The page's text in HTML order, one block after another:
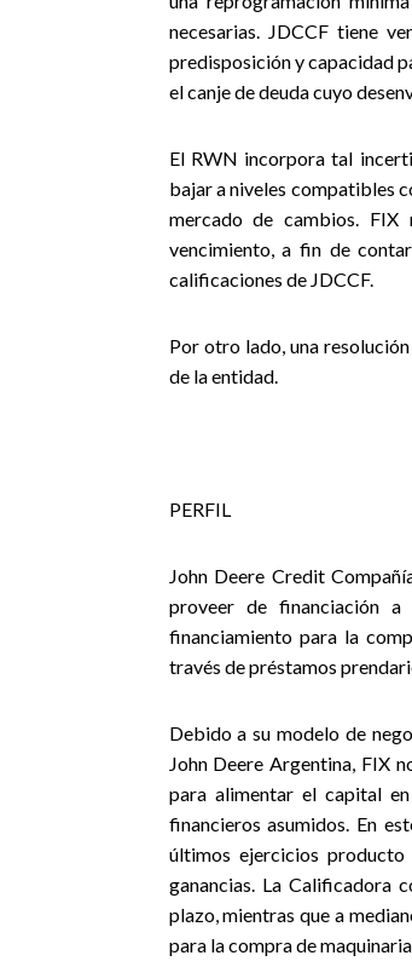
necesarias. JDCCF tiene
predisposición y capacidad
el canje de deuda cuyo
El RWN incorpora tal
bajar a niveles compatibles
mercado de cambios.
vencimiento, a fin de
calificaciones de JDCCF.
Por otro lado, una
de la entidad.
PERFIL
John Deere Credit
proveer de financiación
financiamiento para la
través de préstamos
Debido a su modelo de
John Deere Argentina, FIX
para alimentar el capital
financieros asumidos. En
últimos ejercicios
ganancias. La Calificadora
plazo, mientras que a
para la compra de